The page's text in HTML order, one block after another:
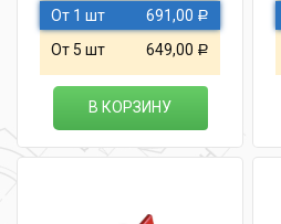
От 1 шт 691,00 Р
От 5 шт 649,00 Р
В КОРЗИНУ